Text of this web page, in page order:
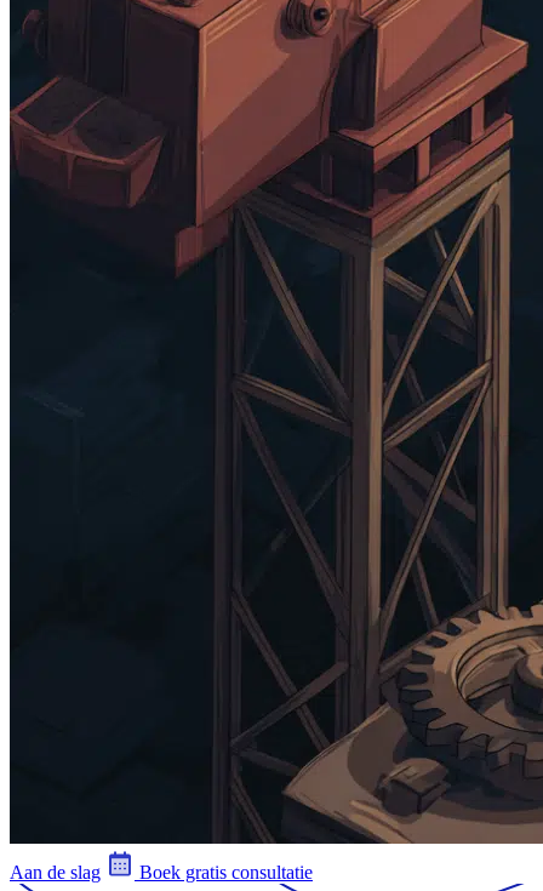
Aan de slag Boek gratis consultatie